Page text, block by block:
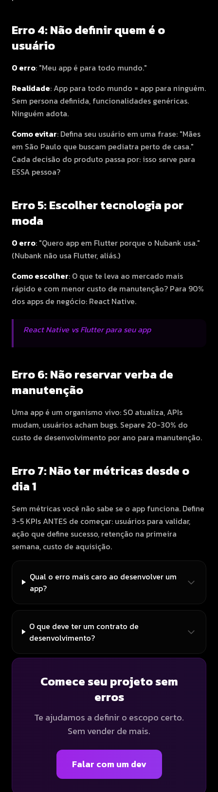
Erro 4: Não definir quem é o
usuário
O erro: "Meu app é para todo mundo."
Realidade: App para todo mundo = app para ninguém.
Sem persona definida, funcionalidades genéricas.
Ninguém adota.
Como evitar: Defina seu usuário em uma frase: "Mães
em São Paulo que buscam pediatra perto de casa."
Cada decisão do produto passa por: isso serve para
ESSA pessoa?
Erro 5: Escolher tecnologia por
moda
O erro: "Quero app em Flutter porque o Nubank usa."
(Nubank não usa Flutter, aliás.)
Como escolher: O que te leva ao mercado mais
rápido e com menor custo de manutenção? Para 90%
dos apps de negócio: React Native.
React Native vs Flutter para seu app
Erro 6: Não reservar verba de
manutenção
Uma app é um organismo vivo: SO atualiza, APIs
mudam, usuários acham bugs. Separe 20-30% do
custo de desenvolvimento por ano para manutenção.
Erro 7: Não ter métricas desde o
dia 1
Sem métricas você não sabe se o app funciona. Define
3-5 KPIs ANTES de começar: usuários para validar,
ação que define sucesso, retenção na primeira
semana, custo de aquisição.
Qual o erro mais caro ao desenvolver um
app?
O que deve ter um contrato de
desenvolvimento?
Comece seu projeto sem
erros
Te ajudamos a definir o escopo certo.
Sem vender de mais.
Falar com um dev